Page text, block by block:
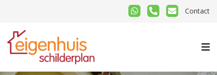
Contact